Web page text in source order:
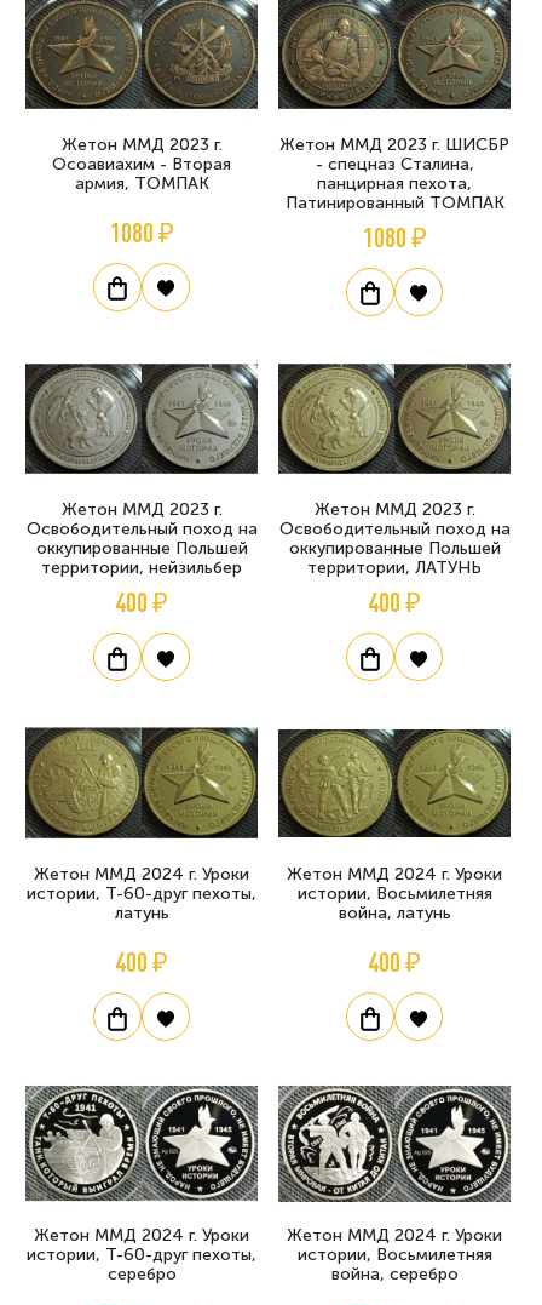
Жетон ММД 2023 г.
Осоавиахим - Вторая
армия, ТОМПАК
1080 ₽
Жетон ММД 2023 г. ШИСБР
- спецназ Сталина,
панцирная пехота,
Патинированный ТОМПАК
1080 ₽
Жетон ММД 2023 г.
Освободительный поход на
оккупированные Польшей
территории, нейзильбер
400 ₽
Жетон ММД 2023 г.
Освободительный поход на
оккупированные Польшей
территории, ЛАТУНЬ
400 ₽
Жетон ММД 2024 г. Уроки
истории, Т-60-друг пехоты,
латунь
400 ₽
Жетон ММД 2024 г. Уроки
истории, Восьмилетняя
война, латунь
400 ₽
Жетон ММД 2024 г. Уроки
истории, Т-60-друг пехоты,
серебро
Жетон ММД 2024 г. Уроки
истории, Восьмилетняя
война, серебро